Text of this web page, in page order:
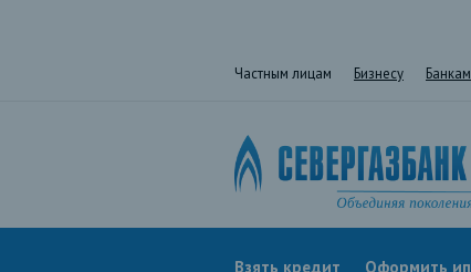
Частным лицам Бизнесу Банкам
Взять кредит Оформить